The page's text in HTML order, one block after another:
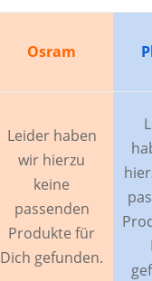
Osram
Leider haben
wir hierzu
keine
passenden
Produkte für
Dich gefunden.